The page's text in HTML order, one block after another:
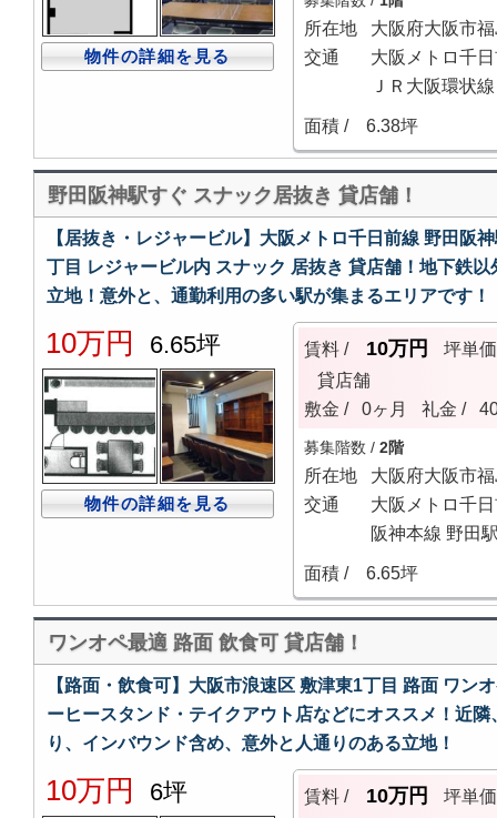
物件の詳細を見る
所在地
大阪府大阪市
交通
大阪メトロ千
ＪＲ大阪環状
面積 /
6.38坪
野田阪神駅すぐ スナック居抜き 貸店舗！
【居抜き・レジャービル】大阪メトロ千日前線 野田阪
丁目 レジャービル内 スナック 居抜き 貸店舗！地下鉄
立地！意外と、通勤利用の多い駅が集まるエリアです！
10万円 6.65坪
物件の詳細を見る
賃料 / 10万円
坪単価
貸店舗
敷金 /
0ヶ月 礼金 /
募集階数 / 2階
所在地
大阪府大阪市
交通
大阪メトロ千
阪神本線 野田
面積 /
6.65坪
ワンオペ最適 路面 飲食可 貸店舗！
【路面・飲食可】大阪市浪速区 敷津東1丁目 路面 ワン
ーヒースタンド・テイクアウト店などにオススメ！近
り、インバウンド含め、意外と人通りのある立地！
10万円 6坪 賃料 / 10万円
坪単価